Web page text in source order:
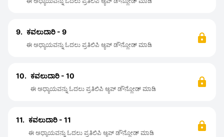
9. ಕವಲುದಾರಿ - 9
ಈ ಅಧ್ಯಾಯವನ್ನು ಓದಲು ಪ್ರತಿಲಿಪಿ ಆ್ಯಪ್ ಡೌನ್ಲೋಡ್ ಮಾಡಿ
10. ಕವಲುದಾರಿ - 10
ಈ ಅಧ್ಯಾಯವನ್ನು ಓದಲು ಪ್ರತಿಲಿಪಿ ಆ್ಯಪ್ ಡೌನ್ಲೋಡ್ ಮಾಡಿ
11. ಕವಲುದಾರಿ - 11
ಈ ಅಧ್ಯಾಯವನ್ನು ಓದಲು ಪ್ರತಿಲಿಪಿ ಆ್ಯಪ್ ಡೌನ್ಲೋಡ್ ಮಾಡಿ